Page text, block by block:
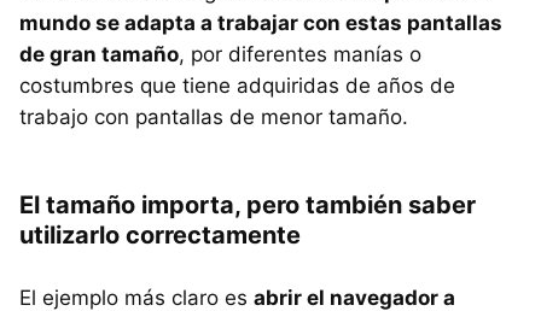
mundo se adapta a trabajar con estas pantallas
de gran tamaño, por diferentes manías o
costumbres que tiene adquiridas de años de
trabajo con pantallas de menor tamaño.
El tamaño importa, pero también saber
utilizarlo correctamente
El ejemplo más claro es abrir el navegador a